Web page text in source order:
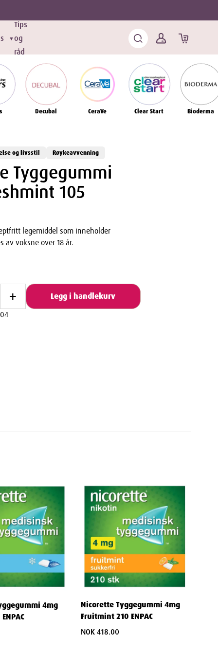
▼
Tips
og
råd
Decubal CeraVe Clear Start Bioderma
og livsstil Røykeavvenning
Tyggegummi
105
legemiddel som inneholder
av voksne over 18 år.
+
Legg i handlekurv
4mg
Nicorette Tyggegummi 4mg
Fruitmint 210 ENPAC
NOK 418.00